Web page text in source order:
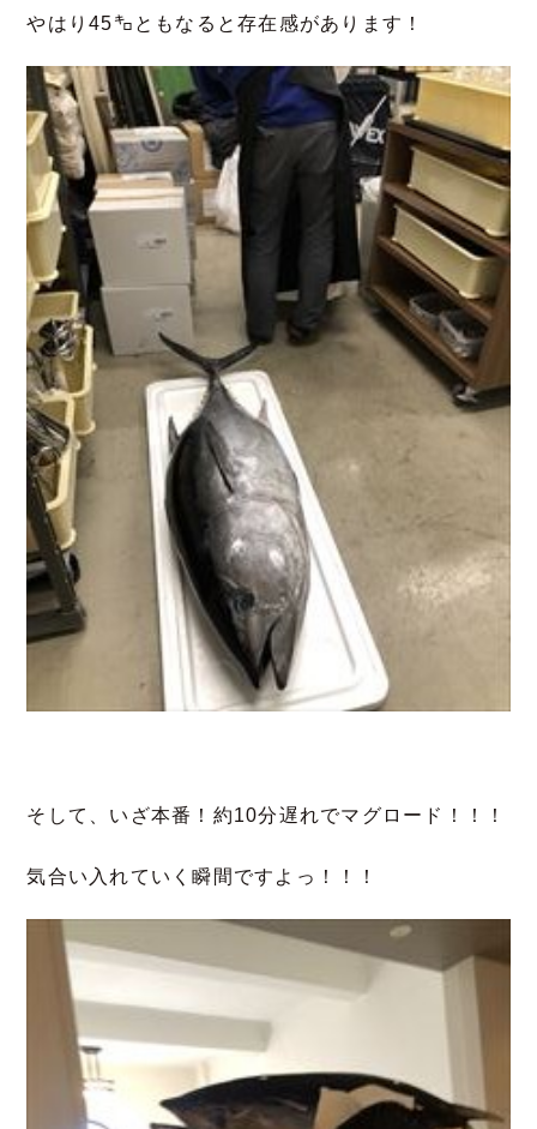
やはり45㌔ともなると存在感があります！
そして、いざ本番！約10分遅れでマグロード！！！
気合い入れていく瞬間ですよっ！！！